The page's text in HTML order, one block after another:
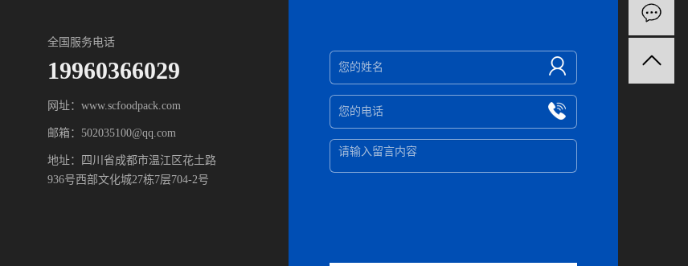
全国服务电话
19960366029
网址：www.scfoodpack.com
邮箱：502035100@qq.com
地址：四川省成都市温江区花土路
936号西部文化城27栋7层704-2号